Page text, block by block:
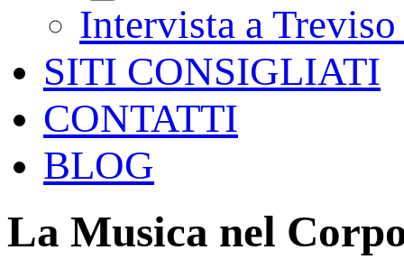
Intervista a
SITI CONSIGLIATI
CONTATTI
BLOG
La Musica nel